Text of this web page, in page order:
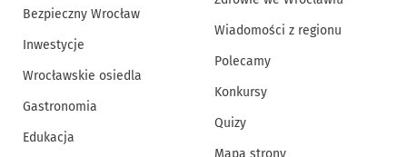
Bezpieczny Wrocław
Inwestycje
Wrocławskie osiedla
Gastronomia
Edukacja
Wiadomości z regionu
Polecamy
Konkursy
Quizy
Mapa strony